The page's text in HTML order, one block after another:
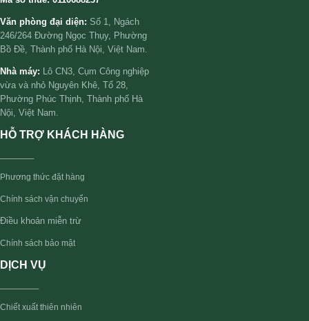
Văn phòng đại diện: Số 1, Ngách
246/264 Đường Ngọc Thụy, Phường
Bồ Đề, Thành phố Hà Nội, Việt Nam.
Nhà máy: Lô CN3, Cụm Công nghiệp
vừa và nhỏ Nguyên Khê, Tổ 28,
Phường Phúc Thịnh, Thành phố Hà
Nội, Việt Nam.
HỖ TRỢ KHÁCH HÀNG
Phương thức đặt hàng
Chính sách vận chuyển
Điều khoản miễn trừ
Chính sách bảo mật
DỊCH VỤ
Chiết xuất thiên nhiên